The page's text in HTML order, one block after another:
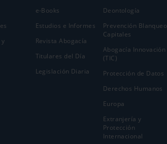
y
e-Books
Estudios e Informes
Revista Abogacía
Titulares del Día
Legislación Diaria
Deontología
Prevención Blanqueo
Capitales
Abogacía Innovación
(TIC)
Protección de Datos
Derechos Humanos
Europa
Extranjería y
Protección
Internacional